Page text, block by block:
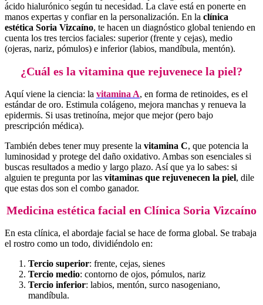
ácido hialurónico según tu necesidad. La clave está en ponerte en
manos expertas y confiar en la personalización. En la clínica
estética Soria Vizcaíno, te hacen un diagnóstico global teniendo en
cuenta los tres tercios faciales: superior (frente y cejas), medio
(ojeras, nariz, pómulos) e inferior (labios, mandíbula, mentón).
¿Cuál es la vitamina que rejuvenece la piel?
Aquí viene la ciencia: la vitamina A, en forma de retinoides, es el
estándar de oro. Estimula colágeno, mejora manchas y renueva la
epidermis. Si usas tretinoína, mejor que mejor (pero bajo
prescripción médica).
También debes tener muy presente la vitamina C, que potencia la
luminosidad y protege del daño oxidativo. Ambas son esenciales si
buscas resultados a medio y largo plazo. Así que ya lo sabes: si
alguien te pregunta por las vitaminas que rejuvenecen la piel, dile
que estas dos son el combo ganador.
Medicina estética facial en Clínica Soria Vizcaíno
En esta clínica, el abordaje facial se hace de forma global. Se trabaja
el rostro como un todo, dividiéndolo en:
Tercio superior: frente, cejas, sienes
Tercio medio: contorno de ojos, pómulos, nariz
Tercio inferior: labios, mentón, surco nasogeniano,
mandíbula.